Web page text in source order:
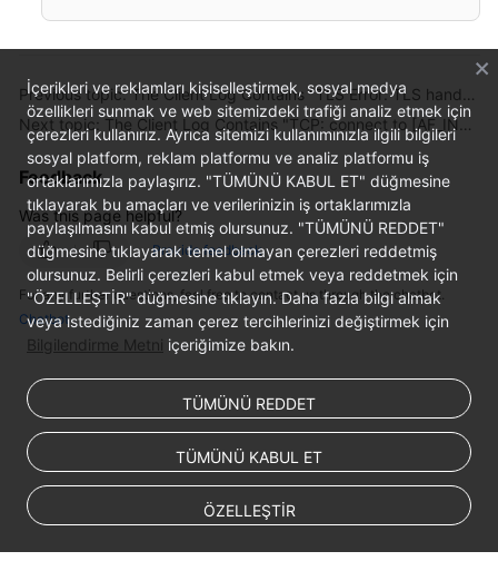
Feedback
Was this page helpful?
Provide feedback
For any further questions, feel free to contact us through the chatbot.
Chatbot
İçerikleri ve reklamları kişiselleştirmek, sosyal medya
özellikleri sunmak ve web sitemizdeki trafiği analiz etmek için
çerezleri kullanırız. Ayrıca sitemizi kullanımınızla ilgili bilgileri
sosyal platform, reklam platformu ve analiz platformu iş
ortaklarımızla paylaşırız. "TÜMÜNÜ KABUL ET" düğmesine
tıklayarak bu amaçları ve verilerinizin iş ortaklarımızla
paylaşılmasını kabul etmiş olursunuz. "TÜMÜNÜ REDDET"
düğmesine tıklayarak temel olmayan çerezleri reddetmiş
olursunuz. Belirli çerezleri kabul etmek veya reddetmek için
"ÖZELLEŞTİR" düğmesine tıklayın. Daha fazla bilgi almak
veya istediğiniz zaman çerez tercihlerinizi değiştirmek için
Bilgilendirme Metni içeriğimize bakın.
TÜMÜNÜ REDDET
TÜMÜNÜ KABUL ET
ÖZELLEŞTİR